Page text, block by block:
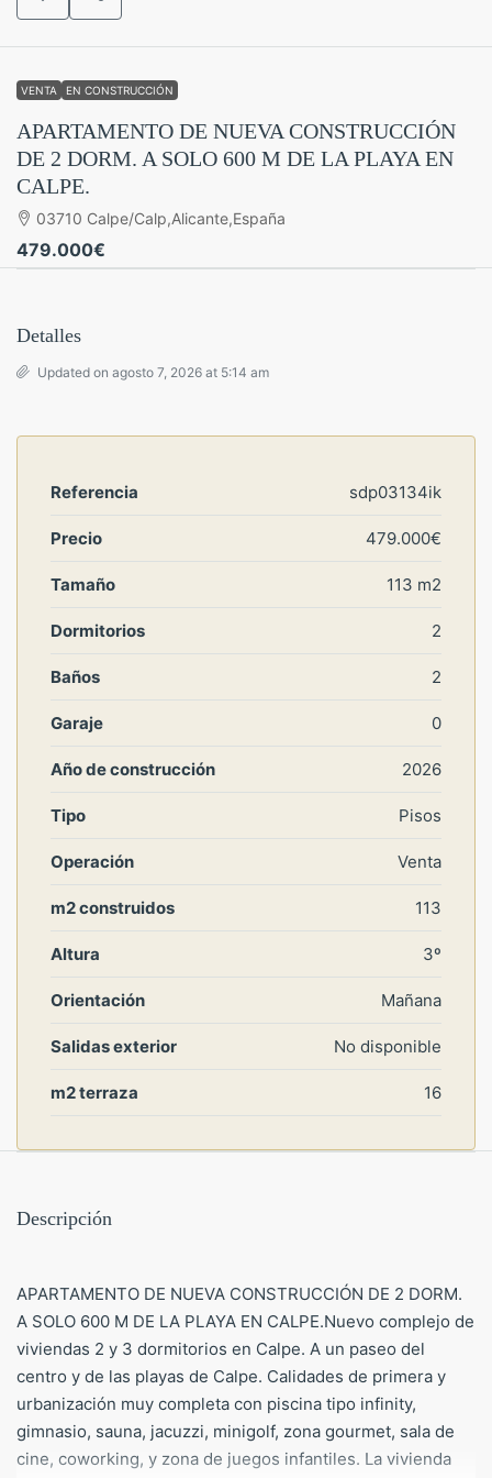
VENTA EN CONSTRUCCIÓN
APARTAMENTO DE NUEVA CONSTRUCCIÓN
DE 2 DORM. A SOLO 600 M DE LA PLAYA EN
CALPE.
03710 Calpe/Calp,Alicante,España
479.000€
Detalles
Updated on agosto 7, 2026 at 5:14 am
Referencia sdp03134ik
Precio 479.000€
Tamaño 113 m2
Dormitorios 2
Baños 2
Garaje 0
Año de construcción 2026
Tipo Pisos
Operación Venta
m2 construidos 113
Altura 3º
Orientación Mañana
Salidas exterior No disponible
m2 terraza 16
Descripción
APARTAMENTO DE NUEVA CONSTRUCCIÓN DE 2 DORM.
A SOLO 600 M DE LA PLAYA EN CALPE.Nuevo complejo de
viviendas 2 y 3 dormitorios en Calpe. A un paseo del
centro y de las playas de Calpe. Calidades de primera y
urbanización muy completa con piscina tipo infinity,
gimnasio, sauna, jacuzzi, minigolf, zona gourmet, sala de
cine, coworking, y zona de juegos infantiles. La vivienda